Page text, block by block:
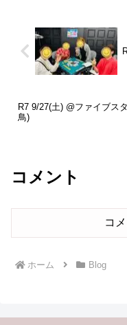
R7 9/27(土) @ファイブス
鳥)
コメント
コ
ホーム Blog